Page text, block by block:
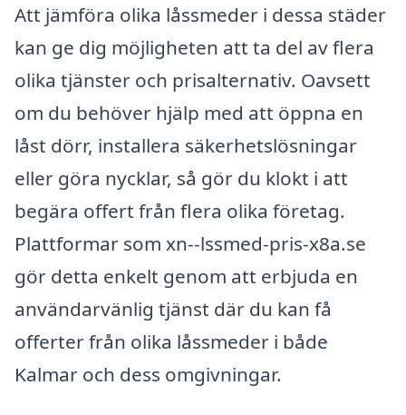
Att jämföra olika låssmeder i dessa städer
kan ge dig möjligheten att ta del av flera
olika tjänster och prisalternativ. Oavsett
om du behöver hjälp med att öppna en
låst dörr, installera säkerhetslösningar
eller göra nycklar, så gör du klokt i att
begära offert från flera olika företag.
Plattformar som xn--lssmed-pris-x8a.se
gör detta enkelt genom att erbjuda en
användarvänlig tjänst där du kan få
offerter från olika låssmeder i både
Kalmar och dess omgivningar.